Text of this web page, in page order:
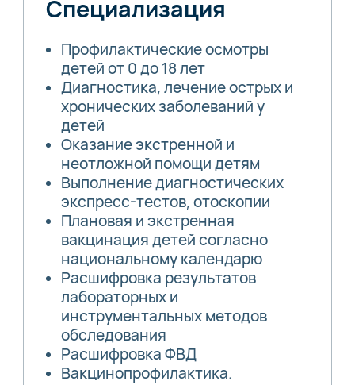
Специализация
Профилактические осмотры
детей от 0 до 18 лет
Диагностика, лечение острых и
хронических заболеваний у
детей
Оказание экстренной и
неотложной помощи детям
Выполнение диагностических
экспресс-тестов, отоскопии
Плановая и экстренная
вакцинация детей согласно
национальному календарю
Расшифровка результатов
лабораторных и
инструментальных методов
обследования
Расшифровка ФВД
Вакцинопрофилактика.